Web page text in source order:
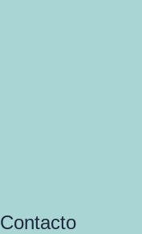
Contacto